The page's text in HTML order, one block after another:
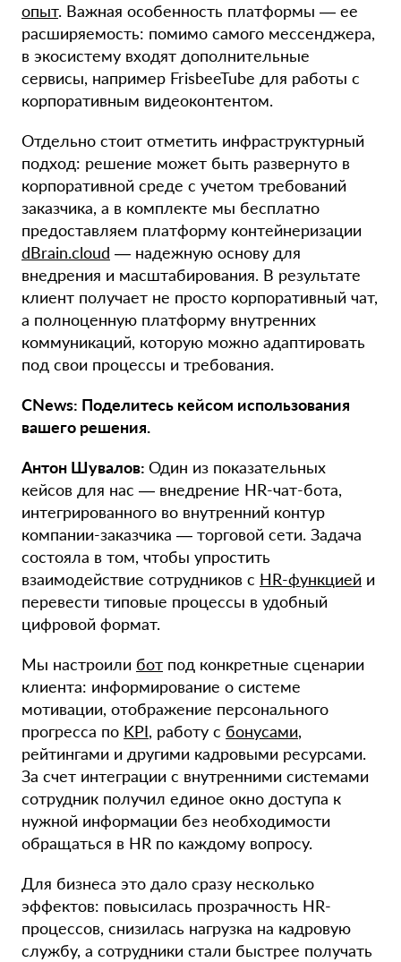
опыт. Важная особенность платформы — ее
расширяемость: помимо самого мессенджера,
в экосистему входят дополнительные
сервисы, например FrisbeeTube для работы с
корпоративным видеоконтентом.
Отдельно стоит отметить инфраструктурный
подход: решение может быть развернуто в
корпоративной среде с учетом требований
заказчика, а в комплекте мы бесплатно
предоставляем платформу контейнеризации
dBrain.cloud — надежную основу для
внедрения и масштабирования. В результате
клиент получает не просто корпоративный чат,
а полноценную платформу внутренних
коммуникаций, которую можно адаптировать
под свои процессы и требования.
CNews: Поделитесь кейсом использования
вашего решения.
Антон Шувалов: Один из показательных
кейсов для нас — внедрение HR-чат-бота,
интегрированного во внутренний контур
компании-заказчика — торговой сети. Задача
состояла в том, чтобы упростить
взаимодействие сотрудников с HR-функцией и
перевести типовые процессы в удобный
цифровой формат.
Мы настроили бот под конкретные сценарии
клиента: информирование о системе
мотивации, отображение персонального
прогресса по KPI, работу с бонусами,
рейтингами и другими кадровыми ресурсами.
За счет интеграции с внутренними системами
сотрудник получил единое окно доступа к
нужной информации без необходимости
обращаться в HR по каждому вопросу.
Для бизнеса это дало сразу несколько
эффектов: повысилась прозрачность HR-
процессов, снизилась нагрузка на кадровую
службу, а сотрудники стали быстрее получать